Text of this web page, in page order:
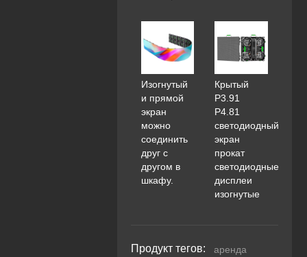
Изогнутый
и прямой
экран
можно
соединить
друг с
другом в
шкафу.
Крытый
P3.91
P4.81
светодиодный
экран
прокат
светодиодные
дисплеи
изогнутые
Продукт тегов:
аренда